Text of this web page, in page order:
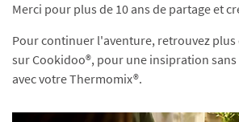
Merci pour plus de 10 ans de partage et
Pour continuer l'aventure, retrouvez plus
sur Cookidoo®, pour une insipration
avec votre Thermomix®.